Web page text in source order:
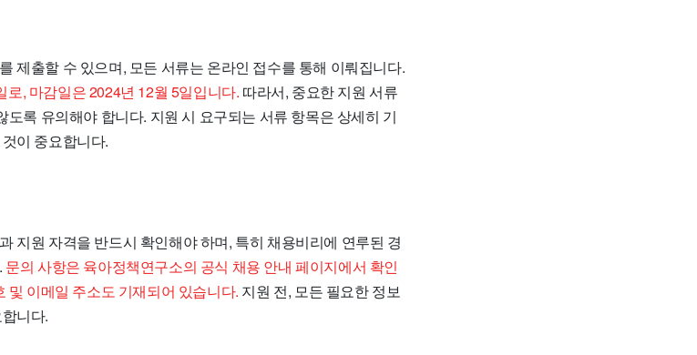
제출할 수 있으며, 모든 서류는 온라인 접수를 통해 이뤄집니다.
, 마감일은 2024년 12월 5일입니다. 따라서, 중요한 지원 서류
록 유의해야 합니다. 지원 시 요구되는 서류 항목은 상세히 기
이 중요합니다.
지원 자격을 반드시 확인해야 하며, 특히 채용비리에 연루된 경
문의 사항은 육아정책연구소의 공식 채용 안내 페이지에서 확인
및 이메일 주소도 기재되어 있습니다. 지원 전, 모든 필요한 정보
니다.